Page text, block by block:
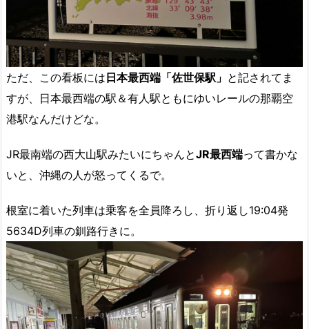
ただ、この看板には 日本最西端「佐世保駅」 と記されてま
すが、日本最西端の駅＆有人駅ともにゆいレールの那覇空
港駅なんだけどな。
JR最南端の西大山駅みたいにちゃんとJR最西端って書かな
いと、沖縄の人が怒ってくるで。
根室に着いた列車は乗客を全員降ろし、折り返し19:04発
5634D列車の釧路行きに。